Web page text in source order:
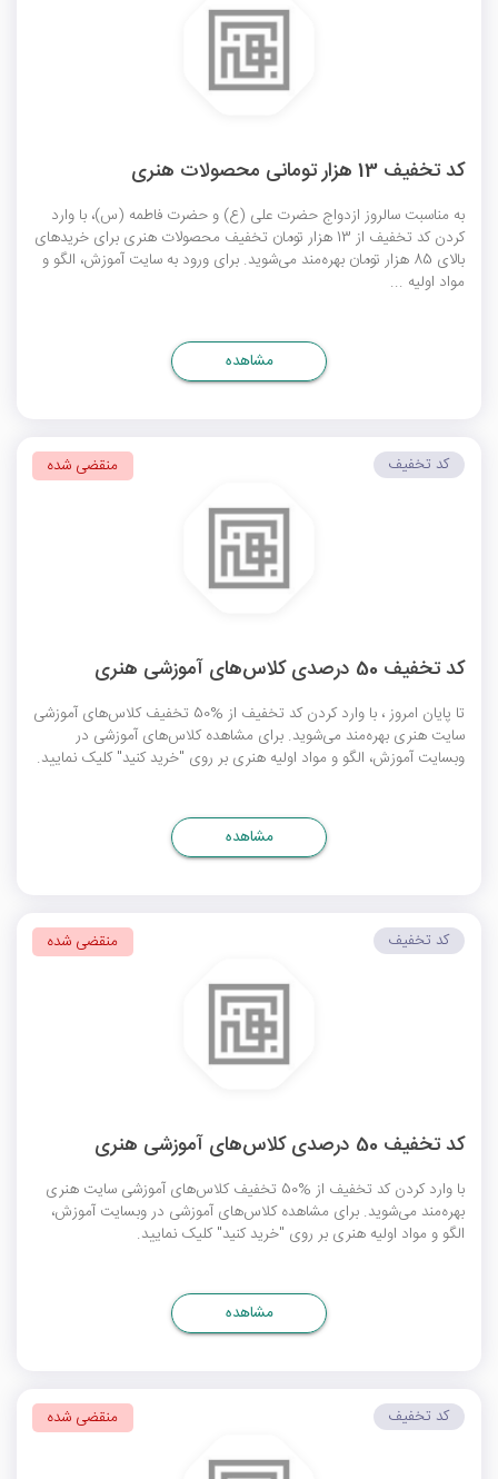
کد تخفیف 13 هزار تومانی محصولات هنری
به مناسبت سالروز ازدواج حضرت علی (ع) و حضرت فاطمه (س)، با وارد
کردن کد تخفیف از 13 هزار تومان تخفیف محصولات هنری برای خریدهای
بالای 85 هزار تومان بهره‌مند می‌شوید. برای ورود به سایت آموزش، الگو و
مواد اولیه ...
مشاهده
کد تخفیف 50 درصدی کلاس‌های آموزشی هنری
تا پایان امروز ، با وارد کردن کد تخفیف از %50 تخفیف کلاس‌های آموزشی
سایت هنری بهره‌مند می‌شوید. برای مشاهده کلاس‌های آموزشی در
وبسایت آموزش، الگو و مواد اولیه هنری بر روی "خرید کنید" کلیک نمایید.
کد تخفیف منقضی شده
مشاهده
کد تخفیف 50 درصدی کلاس‌های آموزشی هنری
با وارد کردن کد تخفیف از %50 تخفیف کلاس‌های آموزشی سایت هنری
بهره‌مند می‌شوید. برای مشاهده کلاس‌های آموزشی در وبسایت آموزش،
الگو و مواد اولیه هنری بر روی "خرید کنید" کلیک نمایید.
کد تخفیف منقضی شده
مشاهده
کد تخفیف منقضی شده